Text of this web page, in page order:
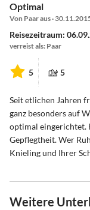
Optimal
Von Paar aus ·
Reisezeitraum:
verreist als: Paar
5 5
Seit etlichen Jahren
ganz besonders auf
optimal eingerichtet.
Gepflegtheit. Wer
Knieling und Ihrer
Weitere